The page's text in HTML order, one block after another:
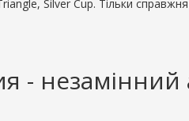
Silver Cup. Тільки
- незамінний